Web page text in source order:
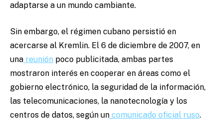
adaptarse a un mundo cambiante.
Sin embargo, el régimen cubano persistió en
acercarse al Kremlin. El 6 de diciembre de 2007, en
una reunión poco publicitada, ambas partes
mostraron interés en cooperar en áreas como el
gobierno electrónico, la seguridad de la información,
las telecomunicaciones, la nanotecnología y los
centros de datos, según un comunicado oficial ruso.